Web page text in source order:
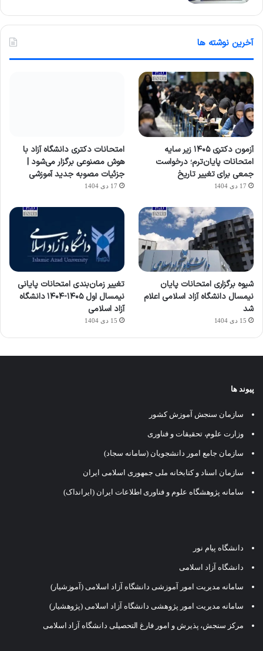
آخرین نوشته ها
آزمون دکتری ۱۴۰۵ زیر سایه
امتحانات پایان‌ترم؛ درخواست
جمعی برای تغییر تاریخ
17 دی 1404
امتحانات دکتری دانشگاه آزاد با
هوش مصنوعی برگزار می‌شود |
جزئیات مصوبه جدید آموزشی
17 دی 1404
شیوه برگزاری امتحانات پایان
نیمسال دانشگاه آزاد اسلامی اعلام
شد
15 دی 1404
تغییر زمان‌بندی امتحانات پایانی
نیمسال اول ۱۴۰۵-۱۴۰۴ دانشگاه
آزاد اسلامی
15 دی 1404
پیوند ها
سازمان سنجش آموزش کشور
وزارت علوم، تحقیقات و فناوری
سازمان جامع امور دانشجویان (سامانه سجاد)
سازمان اسناد و کتابخانه ملی جمهوری اسلامی ایران
سامانه پژوهشگاه علوم و فناوری اطلاعات ایران (ایرانداک)
دانشگاه پیام نور
دانشگاه آزاد اسلامی
سامانه مدیریت امور آموزشی دانشگاه آزاد اسلامی (آموزشیار)
سامانه مدیریت امور پژوهشی دانشگاه آزاد اسلامی (پژوهشیار)
مرکز سنجش، پذیرش و امور فارغ التحصیلی دانشگاه آزاد اسلامی